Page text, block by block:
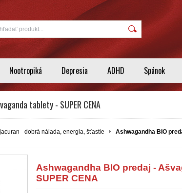
Nootropiká Depresia ADHD Spánok
tablety - SUPER CENA
- dobrá nálada, energia, šťastie
Ashwagandha BIO
Ashwagandha BIO predaj -
SUPER CENA